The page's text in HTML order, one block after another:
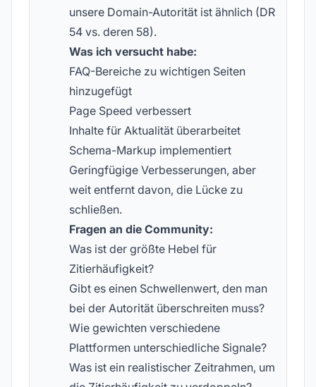
unsere Domain-Autorität ist ähnlich (DR
54 vs. deren 58).
Was ich versucht habe:
FAQ-Bereiche zu wichtigen Seiten
hinzugefügt
Page Speed verbessert
Inhalte für Aktualität überarbeitet
Schema-Markup implementiert
Geringfügige Verbesserungen, aber
weit entfernt davon, die Lücke zu
schließen.
Fragen an die Community:
Was ist der größte Hebel für
Zitierhäufigkeit?
Gibt es einen Schwellenwert, den man
bei der Autorität überschreiten muss?
Wie gewichten verschiedene
Plattformen unterschiedliche Signale?
Was ist ein realistischer Zeitrahmen, um